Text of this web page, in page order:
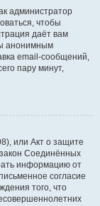
администратор
чтобы
даёт вам
анонимным
email-сообщений,
пару минут,
или Акт о защите
Соединённых
информацию от
согласие
того, что